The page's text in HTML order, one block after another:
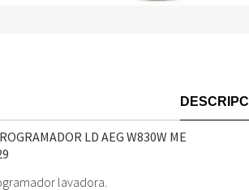
LD AEG W830W ME
lavadora.